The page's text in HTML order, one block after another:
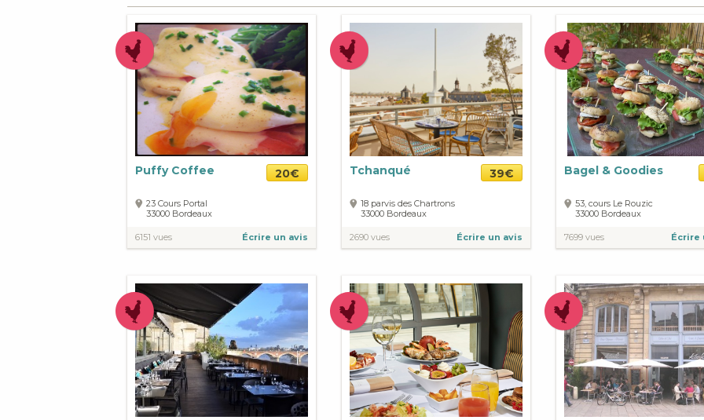
Puffy Coffee 20€
23 Cours Portal
33000 Bordeaux
6151 vues Écrire un avis
Tchanqué 39€
18 parvis des Chartrons
33000 Bordeaux
2690 vues Écrire un avis
Bagel & Goodies
53, cours Le Rouzic
33000 Bordeaux
7699 vues Écrire